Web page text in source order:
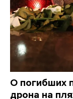
О погибших
дрона на